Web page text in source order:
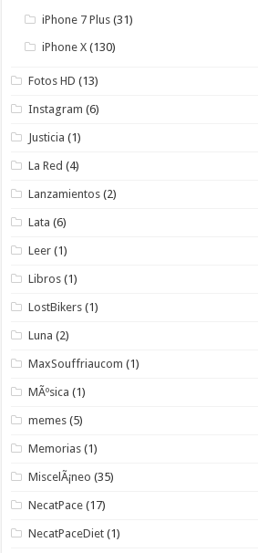
iPhone 7 Plus (31)
iPhone X (130)
Fotos HD (13)
Instagram (6)
Justicia (1)
La Red (4)
Lanzamientos (2)
Lata (6)
Leer (1)
Libros (1)
LostBikers (1)
Luna (2)
MaxSouffriaucom (1)
MÃºsica (1)
memes (5)
Memorias (1)
MiscelÃ¡neo (35)
NecatPace (17)
NecatPaceDiet (1)